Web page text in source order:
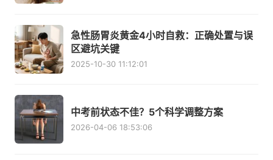
急性肠胃炎黄金4小时自救：正确处置与误
区避坑关键
2025-10-30 11:12:01
中考前状态不佳？5个科学调整方案
2026-04-06 18:53:06